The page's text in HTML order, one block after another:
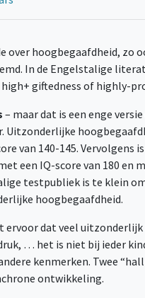
over hoogbegaafdheid,
In de Engelstalige
giftedness of highly-
– maar dat is een enge
Uitzonderlijke
van 140-145. Vervolgens
een IQ-score van 180 en
testpubliek is te klein
hoogbegaafdheid.
ervoor dat veel
… het is niet bij ieder
kenmerken. Twee
ontwikkeling.